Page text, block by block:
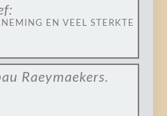
EN VEEL STERKTE
Raeymaekers.